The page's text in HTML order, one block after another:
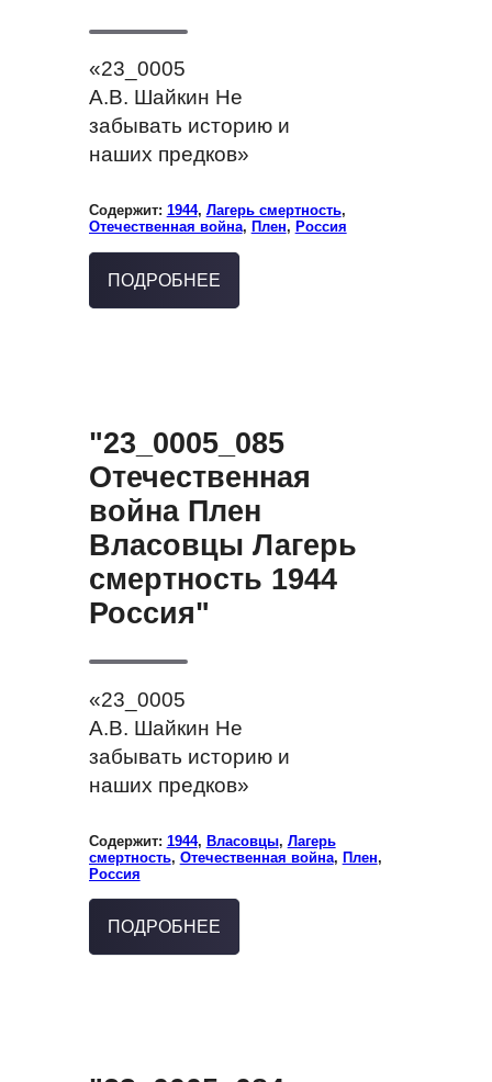
«23_0005
А.В. Шайкин Не
забывать историю и
наших предков»
Содержит: 1944, Лагерь смертность,
Отечественная война, Плен, Россия
ПОДРОБНЕЕ
"23_0005_085
Отечественная
война Плен
Власовцы Лагерь
смертность 1944
Россия"
«23_0005
А.В. Шайкин Не
забывать историю и
наших предков»
Содержит: 1944, Власовцы, Лагерь
смертность, Отечественная война, Плен,
Россия
ПОДРОБНЕЕ